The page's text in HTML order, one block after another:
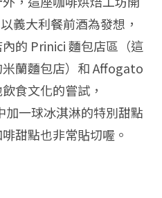
義大利餐前酒為發想，
的 Prinici 麵包店區（這
蘭麵包店）和 Affogato
食文化的嘗試，
一球冰淇淋的特別甜點
甜點也非常貼切喔。